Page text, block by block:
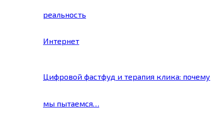
реальность
Интернет
Цифровой фастфуд и терапия клика: почему
мы пытаемся…